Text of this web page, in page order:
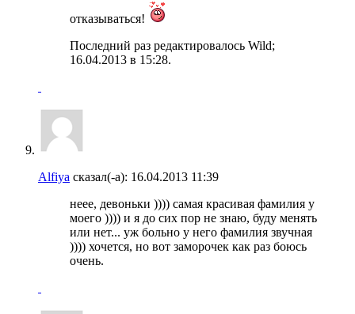
отказываться!
Последний раз редактировалось Wild;
16.04.2013 в 15:28.
Alfiya сказал(-а): 16.04.2013 11:39
неее, девоньки )))) самая красивая фамилия у
моего )))) и я до сих пор не знаю, буду менять
или нет... уж больно у него фамилия звучная
)))) хочется, но вот заморочек как раз боюсь
очень.